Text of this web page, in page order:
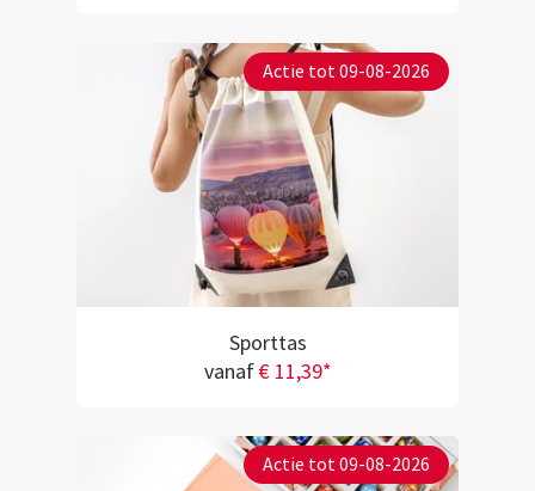
Actie tot 09-08-2026
Sporttas
vanaf€ 11,39*
Actie tot 09-08-2026